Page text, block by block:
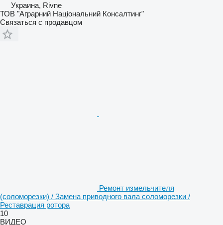
Украина, Rivne
ТОВ "Аграрний Національний Консалтинг"
Связаться с продавцом
Ремонт измельчителя
(соломорезки) / Замена приводного вала соломорезки /
Реставрация ротора
10
ВИДЕО